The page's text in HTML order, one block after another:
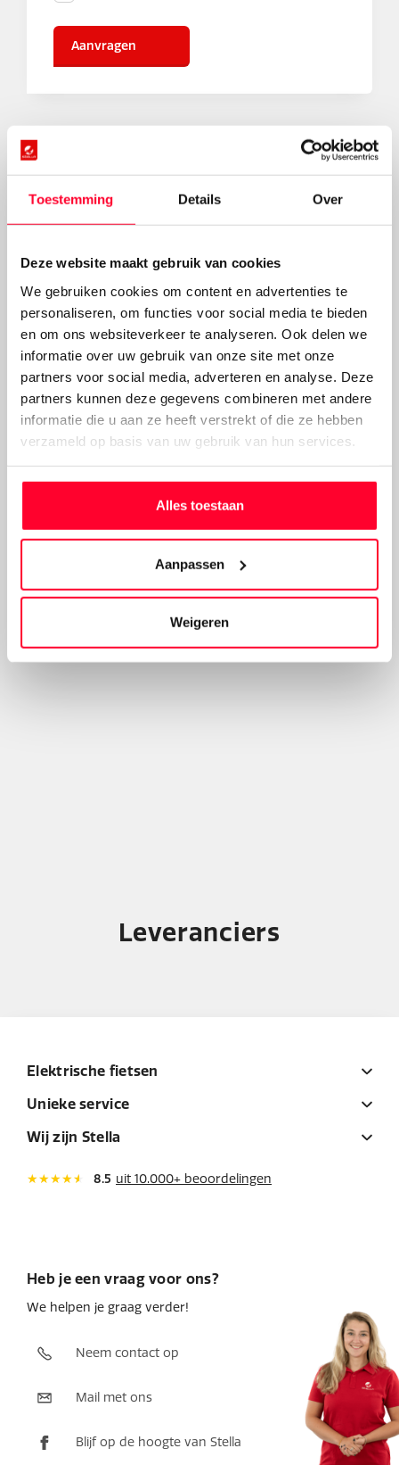
Toestemming Details Over
Deze website maakt gebruik van cookies
We gebruiken cookies om content en advertenties te
personaliseren, om functies voor social media te bieden
en om ons websiteverkeer te analyseren. Ook delen we
informatie over uw gebruik van onze site met onze
partners voor social media, adverteren en analyse. Deze
partners kunnen deze gegevens combineren met andere
informatie die u aan ze heeft verstrekt of die ze hebben
verzameld op basis van uw gebruik van hun services.
Alles toestaan
Aanpassen
Weigeren
Aanvragen
De elektrische fiets met
extra lage instap
Leveranciers
Elektrische fietsen
Unieke service
Wij zijn Stella
Heb je een vraag voor ons?
We helpen je graag verder!
Neem contact op
Mail met ons
Blijf op de hoogte van Stella
8.5 uit 10.000+ beoordelingen